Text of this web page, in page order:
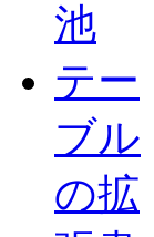
池
テー
ブル
の拡